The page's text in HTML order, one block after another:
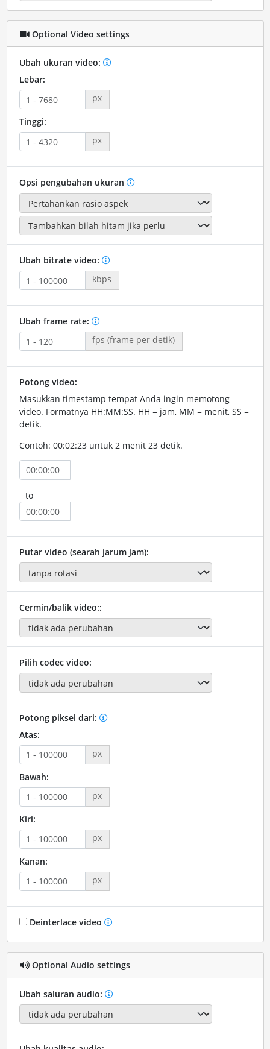
Optional Video settings
Ubah ukuran video:
Lebar:
px
Tinggi:
px
Opsi pengubahan ukuran
Ubah bitrate video:
kbps
Ubah frame rate:
fps (frame per detik)
Potong video:
Masukkan timestamp tempat Anda ingin memotong
video. Formatnya HH:MM:SS. HH = jam, MM = menit, SS =
detik.
Contoh: 00:02:23 untuk 2 menit 23 detik.
to
Putar video (searah jarum jam):
Cermin/balik video::
Pilih codec video:
Potong piksel dari:
Atas:
px
Bawah:
px
Kiri:
px
Kanan:
px
Deinterlace video
Optional Audio settings
Ubah saluran audio: